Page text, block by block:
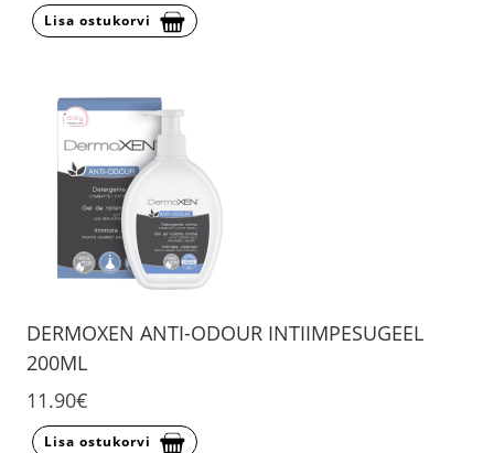
Lisa ostukorvi
DERMOXEN ANTI-ODOUR INTIIMPESUGEEL
200ML
11.90€
Lisa ostukorvi